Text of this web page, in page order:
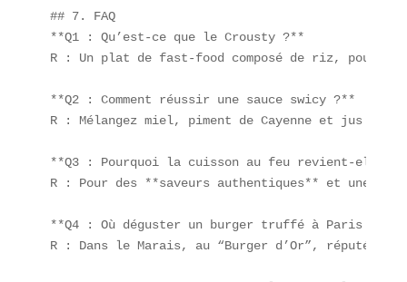
## 7. FAQ
**Q1 : Qu’est-ce que le Crousty ?**
R : Un plat de fast-food composé de riz,
**Q2 : Comment réussir une sauce swicy ?**
R : Mélangez miel, piment de Cayenne et jus
**Q3 : Pourquoi la cuisson au feu revient-elle
R : Pour des **saveurs authentiques** et une
**Q4 : Où déguster un burger truffé à Paris ?**
R : Dans le Marais, au “Burger d’Or”, réputé